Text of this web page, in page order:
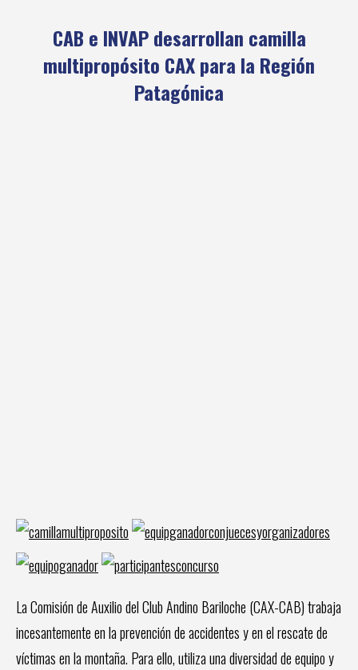
CAB e INVAP desarrollan camilla
multipropósito CAX para la Región
Patagónica
La Comisión de Auxilio del Club Andino Bariloche (CAX-CAB) trabaja
incesantemente en la prevención de accidentes y en el rescate de
víctimas en la montaña. Para ello, utiliza una diversidad de equipo y